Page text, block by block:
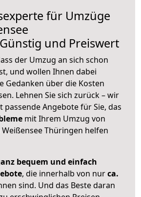
für Umzüge
Günstig und Preiswert
der Umzug an sich schon
und wollen Ihnen dabei
Gedanken über die Kosten
Lehnen Sie sich zurück – wir
Angebote für Sie, das
mit Ihrem Umzug von
Thüringen helfen
bequem und einfach
, die innerhalb von nurca.
sind. Und das Beste daran